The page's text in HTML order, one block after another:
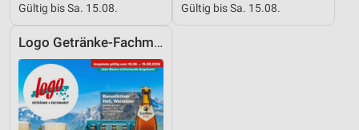
Gültig bis Sa. 15.08. Gültig bis Sa. 15.08.
Logo Getränke-Fachmarkt